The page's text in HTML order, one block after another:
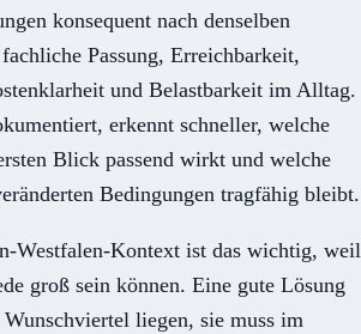
konsequent nach denselben
Passung, Erreichbarkeit,
und Belastbarkeit im Alltag.
erkennt schneller, welche
Blick passend wirkt und welche
Bedingungen tragfähig bleibt.
Westfalen-Kontext ist das wichtig, weil
groß sein können. Eine gute Lösung
liegen, sie muss im